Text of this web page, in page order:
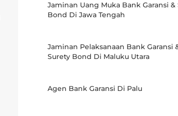
Jaminan Uang Muka Bank Garansi &
Bond Di Jawa Tengah
Jaminan Pelaksanaan Bank Garansi
Surety Bond Di Maluku Utara
Agen Bank Garansi Di Palu